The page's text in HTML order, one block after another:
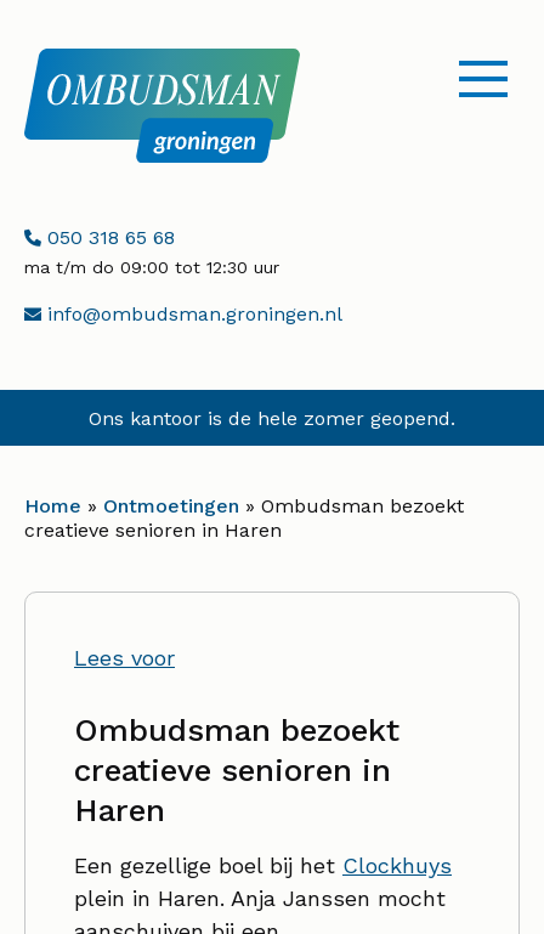
menu
openen
Telefoonnummer:
050 318 65 68
ma t/m do 09:00 tot 12:30 uur
E-info@ombudsman.groningen.nl
Ons kantoor is de hele zomer geopend.
Home » Ontmoetingen » Ombudsman bezoekt
creatieve senioren in Haren
Lees voor
Ombudsman bezoekt
creatieve senioren in
Haren
Een gezellige boel bij het Clockhuys
plein in Haren. Anja Janssen mocht